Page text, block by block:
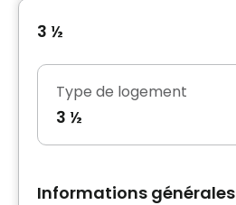
3 ½
Type de logement
3 ½
Informations générales